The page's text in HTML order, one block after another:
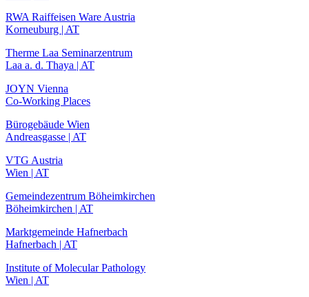
RWA Raiffeisen Ware Austria
Korneuburg | AT
Therme Laa Seminarzentrum
Laa a. d. Thaya | AT
JOYN Vienna
Co-Working Places
Bürogebäude Wien
Andreasgasse | AT
VTG Austria
Wien | AT
Gemeindezentrum Böheimkirchen
Böheimkirchen | AT
Marktgemeinde Hafnerbach
Hafnerbach | AT
Institute of Molecular Pathology
Wien | AT